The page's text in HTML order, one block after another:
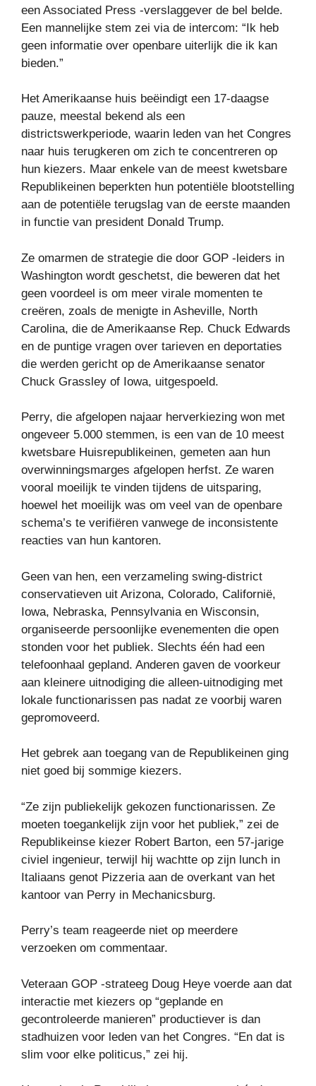
een Associated Press -verslaggever de bel belde.
Een mannelijke stem zei via de intercom: “Ik heb
geen informatie over openbare uiterlijk die ik kan
bieden.”
Het Amerikaanse huis beëindigt een 17-daagse
pauze, meestal bekend als een
districtswerkperiode, waarin leden van het Congres
naar huis terugkeren om zich te concentreren op
hun kiezers. Maar enkele van de meest kwetsbare
Republikeinen beperkten hun potentiële blootstelling
aan de potentiële terugslag van de eerste maanden
in functie van president Donald Trump.
Ze omarmen de strategie die door GOP -leiders in
Washington wordt geschetst, die beweren dat het
geen voordeel is om meer virale momenten te
creëren, zoals de menigte in Asheville, North
Carolina, die de Amerikaanse Rep. Chuck Edwards
en de puntige vragen over tarieven en deportaties
die werden gericht op de Amerikaanse senator
Chuck Grassley of Iowa, uitgespoeld.
Perry, die afgelopen najaar herverkiezing won met
ongeveer 5.000 stemmen, is een van de 10 meest
kwetsbare Huisrepublikeinen, gemeten aan hun
overwinningsmarges afgelopen herfst. Ze waren
vooral moeilijk te vinden tijdens de uitsparing,
hoewel het moeilijk was om veel van de openbare
schema’s te verifiëren vanwege de inconsistente
reacties van hun kantoren.
Geen van hen, een verzameling swing-district
conservatieven uit Arizona, Colorado, Californië,
Iowa, Nebraska, Pennsylvania en Wisconsin,
organiseerde persoonlijke evenementen die open
stonden voor het publiek. Slechts één had een
telefoonhaal gepland. Anderen gaven de voorkeur
aan kleinere uitnodiging die alleen-uitnodiging met
lokale functionarissen pas nadat ze voorbij waren
gepromoveerd.
Het gebrek aan toegang van de Republikeinen ging
niet goed bij sommige kiezers.
“Ze zijn publiekelijk gekozen functionarissen. Ze
moeten toegankelijk zijn voor het publiek,” zei de
Republikeinse kiezer Robert Barton, een 57-jarige
civiel ingenieur, terwijl hij wachtte op zijn lunch in
Italiaans genot Pizzeria aan de overkant van het
kantoor van Perry in Mechanicsburg.
Perry’s team reageerde niet op meerdere
verzoeken om commentaar.
Veteraan GOP -strateeg Doug Heye voerde aan dat
interactie met kiezers op “geplande en
gecontroleerde manieren” productiever is dan
stadhuizen voor leden van het Congres. “En dat is
slim voor elke politicus,” zei hij.